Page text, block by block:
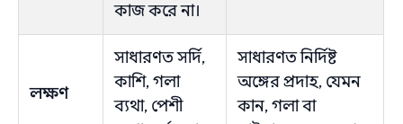
কাজ করে না।
লক্ষণ
সাধারণত সর্দি,
কাশি, গলা
ব্যথা, পেশী
সাধারণত নির্দিষ্ট
অঙ্গের প্রদাহ, যেমন
কান, গলা বা